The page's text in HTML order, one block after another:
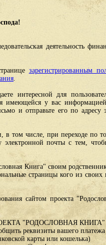
деятельность
зарегистрированным
.
интересной для
имеющейся у вас
и отправьте его по адресу
в том числе, при переходе по
электронной почты с тем,
Книга" своим
страницы кого из своих
сайтом проекта
"РОДОСЛОВНАЯ КНИГА"
реквизиты вашего платежа
карты или кошелька)